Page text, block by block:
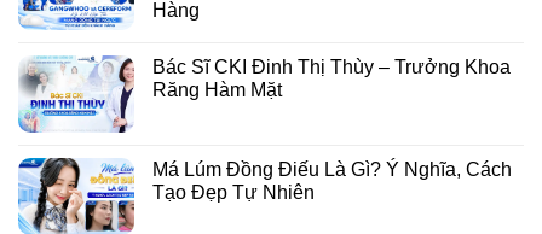
Hàng
Bác Sĩ CKI Đinh Thị Thùy – Trưởng Khoa
Răng Hàm Mặt
Má Lúm Đồng Điếu Là Gì? Ý Nghĩa, Cách
Tạo Đẹp Tự Nhiên